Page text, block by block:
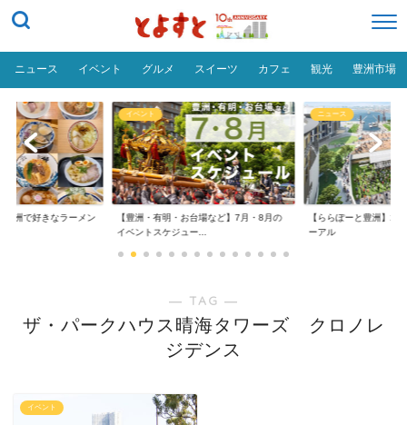
ニュース イベント グルメ スイーツ カフェ 観光 豊洲市場
豊洲で好きなラーメン
イベント
【豊洲・有明・お台場など】7月・8月の
イベントスケジュー...
ニュース
【ららぽーと豊洲】
ーアル
― TAG ―
ザ・パークハウス晴海タワーズ クロノレ
ジデンス
イベント